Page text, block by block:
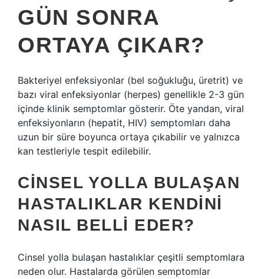
GÜN SONRA
ORTAYA ÇIKAR?
Bakteriyel enfeksiyonlar (bel soğukluğu, üretrit) ve
bazı viral enfeksiyonlar (herpes) genellikle 2-3 gün
içinde klinik semptomlar gösterir. Öte yandan, viral
enfeksiyonların (hepatit, HIV) semptomları daha
uzun bir süre boyunca ortaya çıkabilir ve yalnızca
kan testleriyle tespit edilebilir.
CINSEL YOLLA BULAŞAN
HASTALIKLAR KENDINI
NASIL BELLI EDER?
Cinsel yolla bulaşan hastalıklar çeşitli semptomlara
neden olur. Hastalarda görülen semptomlar